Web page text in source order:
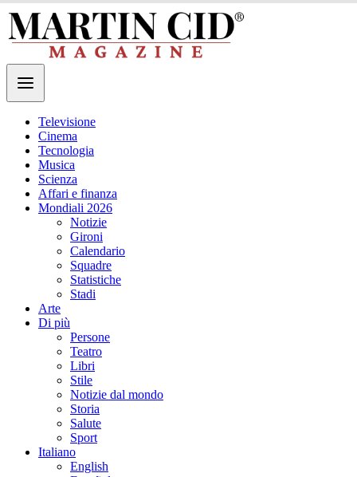
Televisione
Cinema
Tecnologia
Musica
Scienza
Affari e finanza
Mondiali 2026
Notizie
Gironi
Calendario
Squadre
Statistiche
Stadi
Arte
Di più
Persone
Teatro
Libri
Stile
Notizie dal mondo
Storia
Salute
Sport
Italiano
English